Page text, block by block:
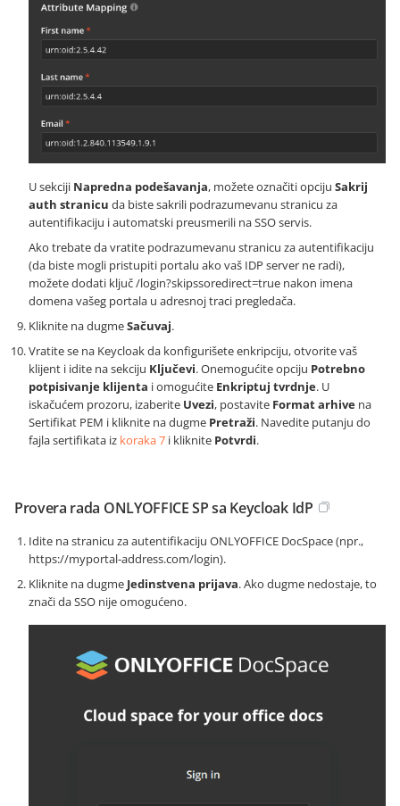
U sekciji Napredna podešavanja, možete označiti opciju Sakrij
auth stranicu da biste sakrili podrazumevanu stranicu za
autentifikaciju i automatski preusmerili na SSO servis.
Ako trebate da vratite podrazumevanu stranicu za autentifikaciju
(da biste mogli pristupiti portalu ako vaš IDP server ne radi),
možete dodati ključ/login?skipssoredirect=true nakon imena
domena vašeg portala u adresnoj traci pregledača.
Kliknite na dugmeSačuvaj.
Vratite se na Keycloak da konfigurišete enkripciju, otvorite vaš
klijent i idite na sekciju Ključevi. Onemogućite opciju Potrebno
potpisivanje klijenta i omogućite Enkriptuj tvrdnje. U
iskačućem prozoru, izaberite Uvezi, postavite Format arhive na
Sertifikat PEM i kliknite na dugme Pretraži. Navedite putanju do
fajla sertifikata iz koraka 7 i kliknite Potvrdi.
Provera rada ONLYOFFICE SP sa Keycloak IdP
Idite na stranicu za autentifikaciju ONLYOFFICE DocSpace (npr.,
https://myportal-address.com/login).
Kliknite na dugme Jedinstvena prijava. Ako dugme nedostaje, to
znači da SSO nije omogućeno.